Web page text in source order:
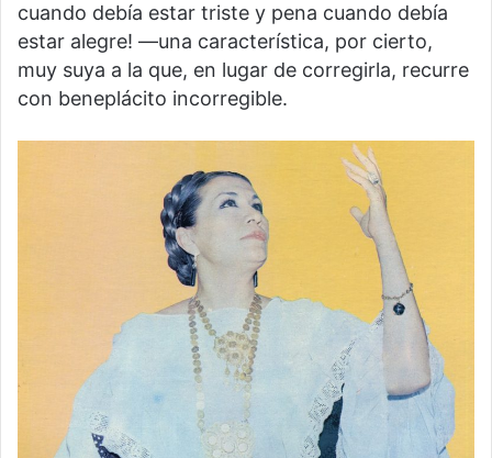
cuando debía estar triste y pena cuando debía
estar alegre! —una característica, por cierto,
muy suya a la que, en lugar de corregirla, recurre
con beneplácito incorregible.